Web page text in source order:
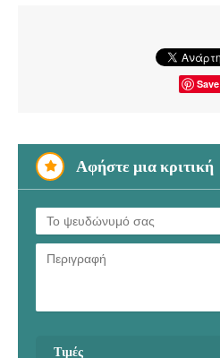
Save
Αφήστε μια κριτική
Τιμές